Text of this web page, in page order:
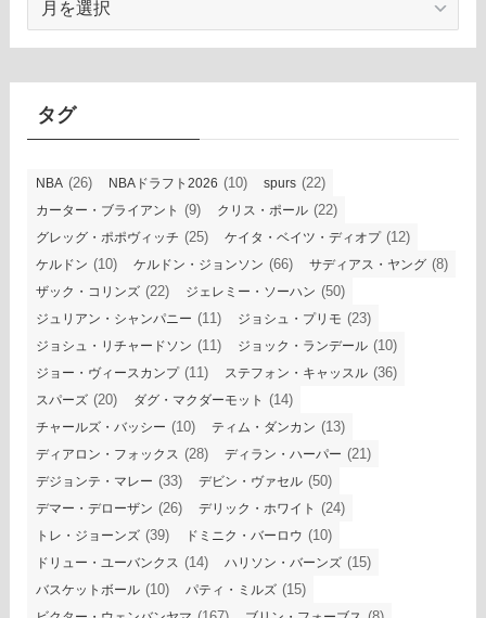
カ
イ
タグ
NBA (26) NBAドラフト2026 (10) spurs (22)
カーター・ブライアント (9) クリス・ポール (22)
グレッグ・ポポヴィッチ (25) ケイタ・ベイツ・ディオプ(12)
ケルドン (10) ケルドン・ジョンソン (66) サディアス・ヤング (8)
ザック・コリンズ (22) ジェレミー・ソーハン (50)
ジュリアン・シャンパニー (11) ジョシュ・プリモ (23)
ジョシュ・リチャードソン (11) ジョック・ランデール (10)
ジョー・ヴィースカンプ(11) ステフォン・キャッスル (36)
スパーズ (20) ダグ・マクダーモット (14)
チャールズ・バッシー (10) ティム・ダンカン (13)
ディアロン・フォックス (28) ディラン・ハーパー (21)
デジョンテ・マレー (33) デビン・ヴァセル (50)
デマー・デローザン (26) デリック・ホワイト (24)
トレ・ジョーンズ (39) ドミニク・バーロウ (10)
ドリュー・ユーバンクス (14) ハリソン・バーンズ (15)
バスケットボール (10) パティ・ミルズ (15)